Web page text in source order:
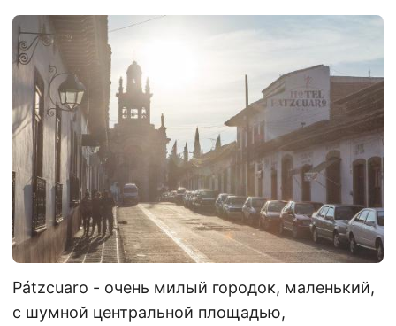
Pátzcuaro - очень милый городок, маленький,
с шумной центральной площадью,